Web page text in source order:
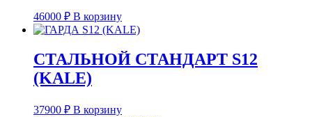
46000 ₽ В корзину
СТАЛЬНОЙ СТАНДАРТ S12
(KALE)
37900 ₽ В корзину